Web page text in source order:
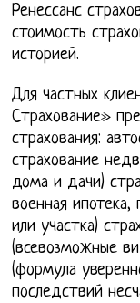
Ренессанс
стоимость
историей.
Для частных
Страхование»
страхования:
страхование
дома и дачи)
военная ипотека,
или участка)
(всевозможные
(формула
последствий